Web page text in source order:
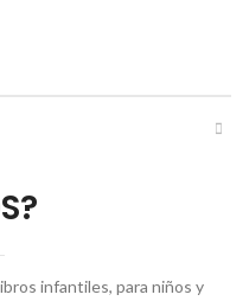
infantiles, para niños y